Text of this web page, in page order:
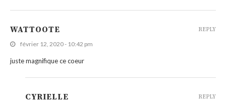
WATTOOTE
février 12, 2020 - 10:42 pm
juste magnifique ce coeur
REPLY
CYRIELLE REPLY